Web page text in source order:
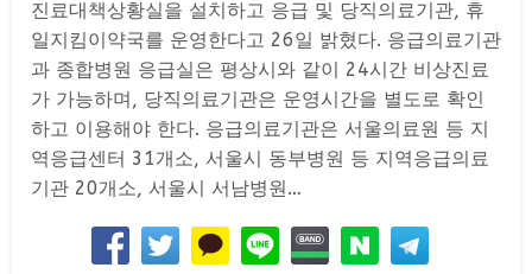
진료대책상황실을 설치하고 응급 및 당직의료기관, 휴
일지킴이약국를 운영한다고 26일 밝혔다. 응급의료기관
과 종합병원 응급실은 평상시와 같이 24시간 비상진료
가 가능하며, 당직의료기관은 운영시간을 별도로 확인
하고 이용해야 한다. 응급의료기관은 서울의료원 등 지
역응급센터 31개소, 서울시 동부병원 등 지역응급의료
기관 20개소, 서울시 서남병원…